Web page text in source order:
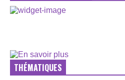
THÉMATIQUES